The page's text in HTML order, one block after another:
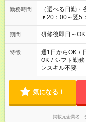
勤務時間
（選べる日勤
▼20：00～翌5
期間 研修後即日～
特徴 週1日からOK /
OK / シフト勤務
ンスキル不要
気になる！
掲載元企業名